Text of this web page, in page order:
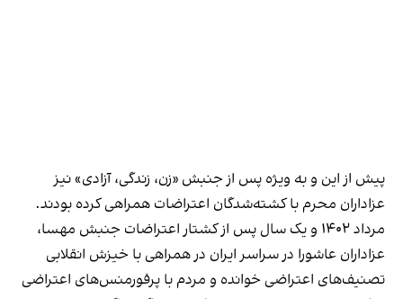
پیش از این و به ویژه پس از جنبش «زن، زندگی، آزادی» نیز
عزاداران محرم با کشته‌شدگان اعتراضات همراهی کرده بودند.
مرداد ۱۴۰۲ و یک سال پس از کشتار اعتراضات جنبش مهسا،
عزاداران عاشورا در سراسر ایران در همراهی با خیزش انقلابی
تصنیف‌های اعتراضی خوانده و مردم با پرفورمنس‌های اعتراضی